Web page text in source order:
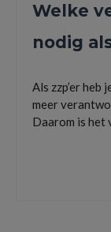
Welke
nodig
Als zzp’er heb
meer
Daarom is het